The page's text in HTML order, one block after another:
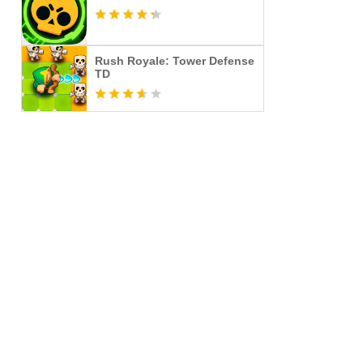
Rush Royale: Tower Defense
TD